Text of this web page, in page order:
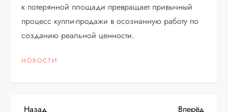
к потерянной площади превращает привычный
процесс купли-продажи в осознанную работу по
созданию реальной ценности.
НОВОСТИ
Предыдущая
Назад
Вперёд